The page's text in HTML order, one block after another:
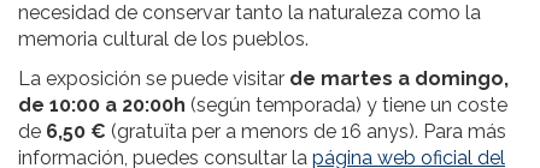
necesidad de conservar tanto la naturaleza como la
memoria cultural de los pueblos.
La exposición se puede visitar de martes a domingo,
de 10:00 a 20:00h (según temporada) y tiene un coste
de 6,50 € (gratuïta per a menors de 16 anys). Para más
información, puedes consultar la página web oficial del